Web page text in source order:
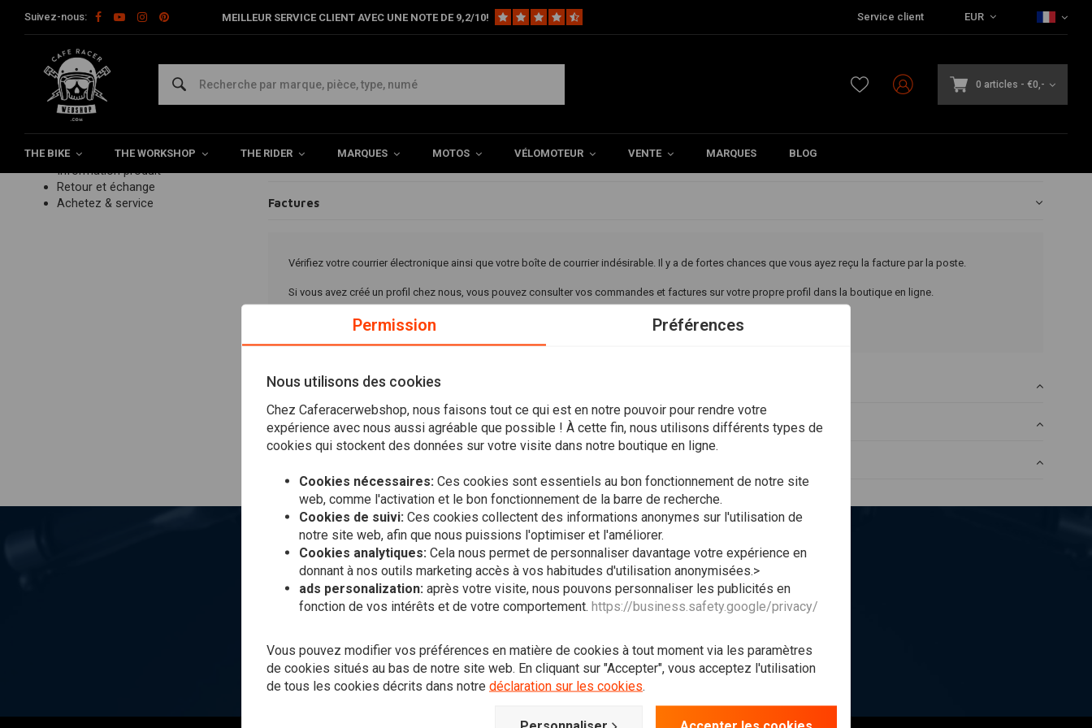
Suivez-nous: MEILLEUR SERVICE CLIENT AVEC UNE NOTE DE 9,2/10! Service client EUR
0 articles - €0,-
THE BIKE THE WORKSHOP THE RIDER MARQUES MOTOS VÉLOMOTEUR VENTE MARQUES BLOG
Home Customer service Paiements Factures
Service client
FAQ questions fréquemment
posées
Commander
Paiements
Livraison
Information produit
Retour et échange
Achetez & service
Factures
Factures
Vérifiez votre courrier électronique ainsi que votre boîte de courrier indésirable. Il y a de fortes chances que vous ayez reçu la facture par la poste.
Si vous avez créé un profil chez nous, vous pouvez consulter vos commandes et factures sur votre propre profil dans la boutique en ligne.
Si ce n'est pas le cas, vous pouvez demander au service client par email de vous renvoyer la facture.
Remboursements
Cartes-cadeaux et bons d'achat
Vous voulez vous tenir au courant ?
Permission Préférences
Nous utilisons des cookies
Chez Caferacerwebshop, nous faisons tout ce qui est en notre pouvoir pour rendre votre
expérience avec nous aussi agréable que possible ! À cette fin, nous utilisons différents types de
cookies qui stockent des données sur votre visite dans notre boutique en ligne.
Cookies nécessaires: Ces cookies sont essentiels au bon fonctionnement de notre site
web, comme l'activation et le bon fonctionnement de la barre de recherche.
Cookies de suivi: Ces cookies collectent des informations anonymes sur l'utilisation de
notre site web, afin que nous puissions l'optimiser et l'améliorer.
Cookies analytiques: Cela nous permet de personnaliser davantage votre expérience en
donnant à nos outils marketing accès à vos habitudes d'utilisation anonymisées.>
ads personalization: après votre visite, nous pouvons personnaliser les publicités en
fonction de vos intérêts et de votre comportement. https://business.safety.google/privacy/
Vous pouvez modifier vos préférences en matière de cookies à tout moment via les paramètres
de cookies situés au bas de notre site web. En cliquant sur "Accepter", vous acceptez l'utilisation
de tous les cookies décrits dans notre déclaration sur les cookies.